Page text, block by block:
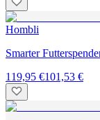
Hombli
Smarter
119,95 €101,53 €